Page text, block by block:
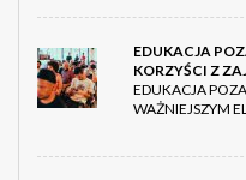
EDUKACJA
KORZYŚCI Z
EDUKACJA
WAŻNIEJSZYM